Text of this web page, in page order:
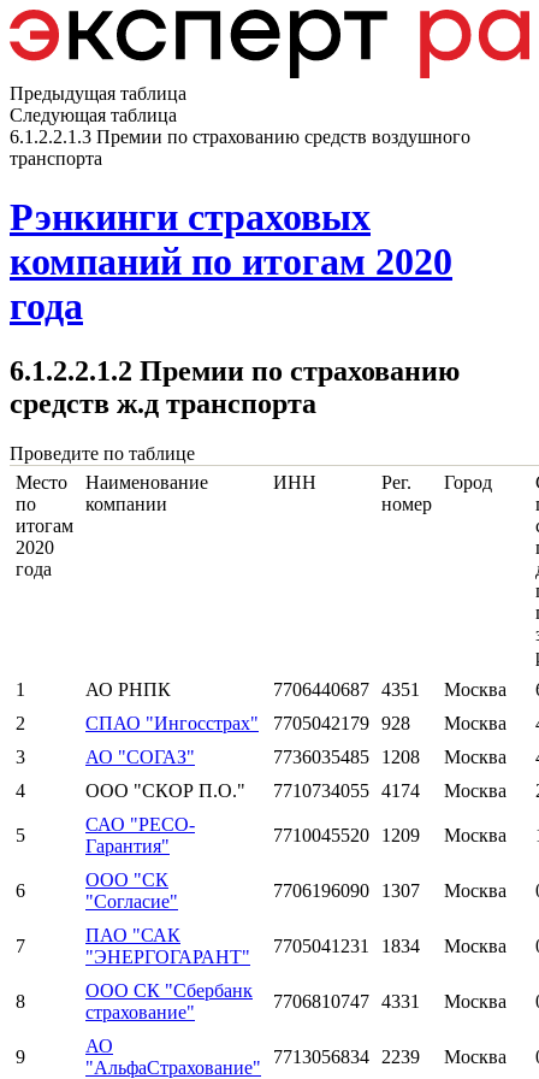
Предыдущая таблица
Следующая таблица
6.1.2.2.1.3 Премии по страхованию средств воздушного
транспорта
Рэнкинги страховых
компаний по итогам 2020
года
6.1.2.2.1.2 Премии по страхованию
средств ж.д транспорта
Проведите по таблице
Место
по
итогам
2020
года
Наименование
компании
ИНН
Рег.
номер
Город
1
АО РНПК 7706440687 4351 Москва
2
СПАО "Ингосстрах" 7705042179 928 Москва
3
АО "СОГАЗ" 7736035485 1208 Москва
4
ООО "СКОР П.О." 7710734055 4174 Москва
5
САО "РЕСО-
Гарантия"
7710045520 1209 Москва
6
ООО "СК
"Согласие"
7706196090 1307 Москва
7
ПАО "САК
"ЭНЕРГОГАРАНТ"
7705041231 1834 Москва
8
ООО СК "Сбербанк
страхование"
7706810747 4331 Москва
9
АО
"АльфаСтрахование"
7713056834 2239 Москва